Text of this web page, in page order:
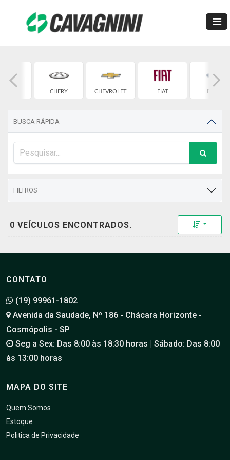
CHERY CHEVROLET FIAT FORD
BUSCA RÁPIDA
FILTROS
0 VEÍCULOS ENCONTRADOS. Toggle
CONTATO
(19) 99961-1802
Avenida da Saudade, Nº 186 - Chácara Horizonte -
Cosmópolis - SP
Seg a Sex: Das 8:00 às 18:30 horas | Sábado: Das 8:00
às 13:00 horas
MAPA DO SITE
Quem Somos
Estoque
Politica de Privacidade